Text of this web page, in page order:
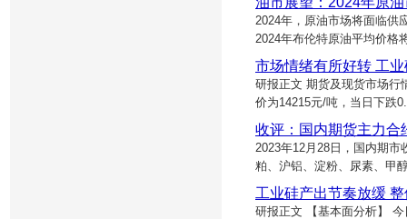
2024年，原油市场将面临供
2024年布伦特原油平均价格
市场情绪有所好转 工
研报正文 期货及现货市场行
价为14215元/吨，当日下跌
收评：国内期货主力合
2023年12月28日，国内期
粕、沪铝、淀粉、尿素、甲
工业硅产出节奏放缓
研报正文 【基本面分析】